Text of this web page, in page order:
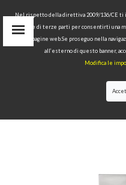
Nel rispetto della direttiva 2009/136/CE ti
tecnici e di terze parti per consentirti una
delle pagine web.Se proseguo nella
all’esterno di questo banner,
Modifica le